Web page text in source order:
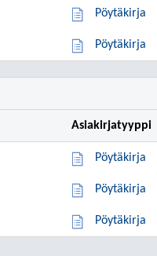
Pöytäkirja
Pöytäkirja
Asiakirjatyyppi
Pöytäkirja
Pöytäkirja
Pöytäkirja